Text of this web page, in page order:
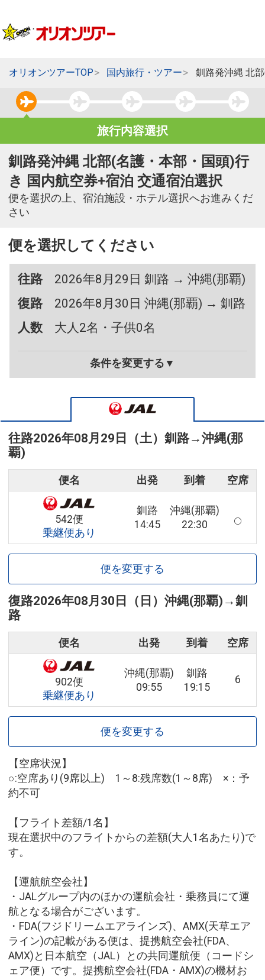
オリオンツアーTOP 国内旅行・ツアー 釧路発沖縄 北
旅行内容選択
釧路発沖縄 北部(名護・本部・国頭)行
き 国内航空券+宿泊 交通宿泊選択
便を選択の上、宿泊施設・ホテル選択へお進みくだ
さい
便を選択してください
往路
2026年8月29日 釧路 → 沖縄(那覇)
復路
2026年8月30日 沖縄(那覇) → 釧路
人数
大人2名・子供0名
条件を変更する▼
往路2026年08月29日（土） 釧路→沖縄(那
覇)
便名 出発 到着 空席
542便
乗継便あり
釧路
14:45
沖縄(那覇)
22:30
便を変更する
復路2026年08月30日（日） 沖縄(那覇) →釧
路
便名 出発 到着 空席
902便
乗継便あり
沖縄(那覇)
09:55
釧路
19:15
6
便を変更する
【空席状況】
○:空席あり(9席以上) 1～8:残席数(1～8席) ×：予
約不可
【フライト差額/1名】
現在選択中のフライトからの差額(大人1名あたり)で
す。
【運航航空会社】
・JALグループ内のほかの運航会社・乗務員にて運
航となる場合がございます。
・FDA(フジドリームエアラインズ)、AMX(天草エア
ライン)の記載がある便は、提携航空会社(FDA、
AMX)と日本航空（JAL）との共同運航便（コードシ
ェア便）です。提携航空会社(FDA・AMX)の機材お